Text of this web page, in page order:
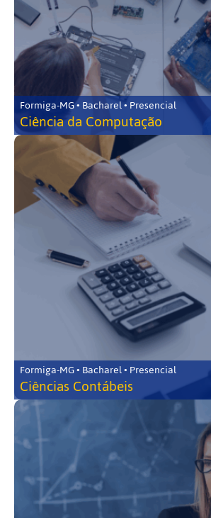
Formiga-MG • Bacharel • Presencial
Ciência da Computação
Formiga-MG • Bacharel • Presencial
Ciências Contábeis